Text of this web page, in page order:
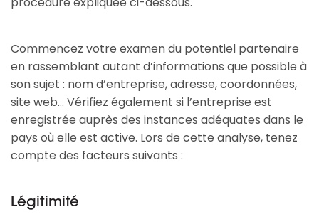
Commencez votre examen du potentiel partenaire
en rassemblant autant d’informations que possible à
son sujet : nom d’entreprise, adresse, coordonnées,
site web... Vérifiez également si l’entreprise est
enregistrée auprès des instances adéquates dans le
pays où elle est active. Lors de cette analyse, tenez
compte des facteurs suivants :
Légitimité